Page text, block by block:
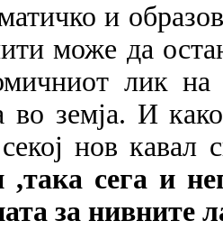
и
може да
лик
во земја. И
нов
,така сега и
за нивните